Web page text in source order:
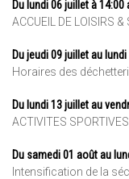
Du lundi 06 juillet à
ACCUEIL DE LOISIRS &
Du jeudi 09 juillet au
Horaires des
Du lundi 13 juillet au
ACTIVITES SPORTIVES
Du samedi 01 août au
Intensification de la